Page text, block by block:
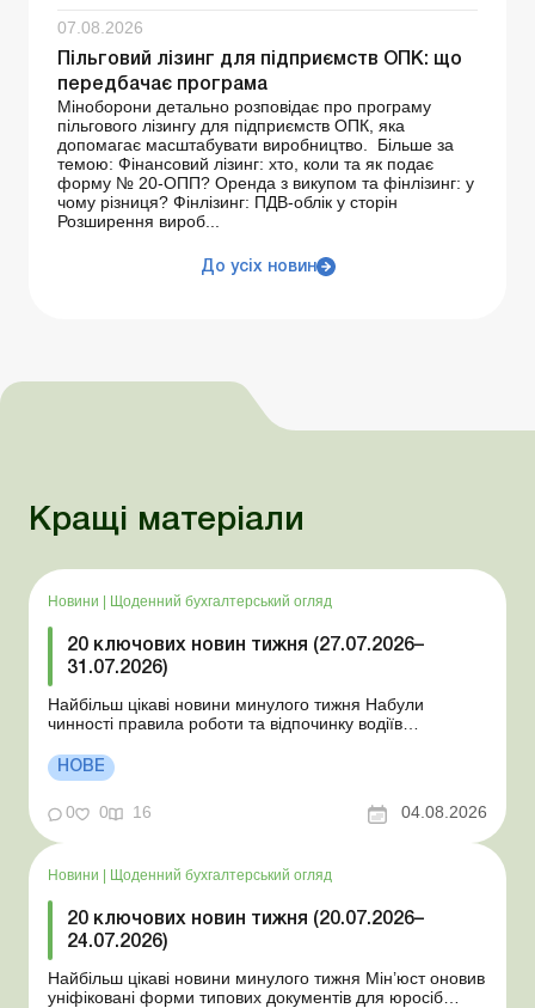
07.08.2026
Пільговий лізинг для підприємств ОПК: що
передбачає програма
Міноборони детально розповідає про програму
пільгового лізингу для підприємств ОПК, яка
допомагає масштабувати виробництво. Більше за
темою: Фінансовий лізинг: хто, коли та як подає
форму № 20-ОПП? Оренда з викупом та фінлізинг: у
чому різниця? Фінлізинг: ПДВ-облік у сторін
Розширення вироб...
До усіх новин
Кращі матеріали
Новини Щоденний бухгалтерський огляд
20 ключових новин тижня (27.07.2026–
31.07.2026)
Найбільш цікаві новини минулого тижня Набули
чинності правила роботи та відпочинку водіїв
стан Для сільгосппідприємств і ФОП запроваджено нові
одноразові статистичні форми З 2 серпня змінюється
порядок зарахування окремих періодів роботи до стр...
НОВЕ
0 0 16 04.08.2026
Новини | Щоденний бухгалтерський огляд
20 ключових новин тижня (20.07.2026–
24.07.2026)
Найбільш цікаві новини минулого тижня Мін’юст оновив
уніфіковані форми типових документів для юросіб